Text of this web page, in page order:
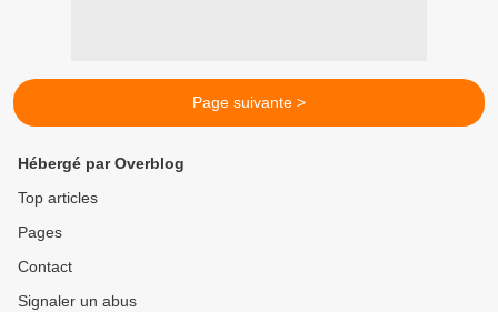
Page suivante >
Hébergé par Overblog
Top articles
Pages
Contact
Signaler un abus